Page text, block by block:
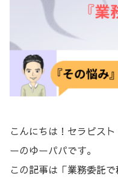
こんにちは！セラピス
ーのゆーパパです。
この記事は「業務委託